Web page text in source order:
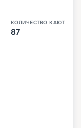
КОЛИЧЕСТВО КАЮТ
87